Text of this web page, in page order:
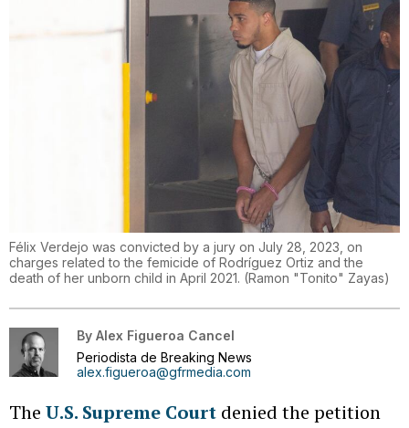
Félix Verdejo was convicted by a jury on July 28, 2023, on
charges related to the femicide of Rodríguez Ortiz and the
death of her unborn child in April 2021. (Ramon "Tonito" Zayas)
By Alex Figueroa Cancel
Periodista de Breaking News
alex.figueroa@gfrmedia.com
The U.S. Supreme Court denied the petition